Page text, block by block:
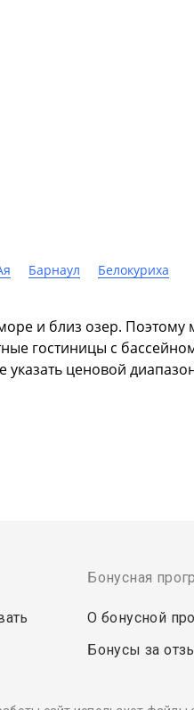
Барнаул Белокуриха
и близ озер.
гостиницы с
ценовой
Бонусная
О бонусной
Бонусы за